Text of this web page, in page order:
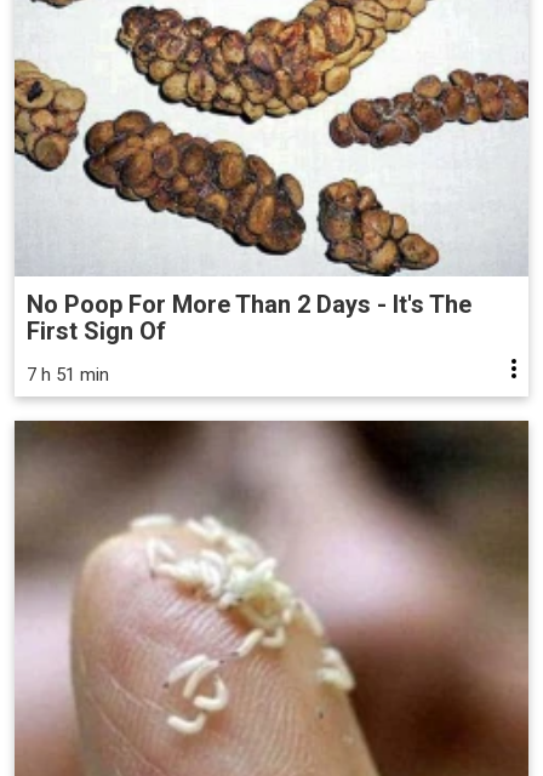
No Poop For More Than 2 Days - It's The
First Sign Of
7 h 51 min